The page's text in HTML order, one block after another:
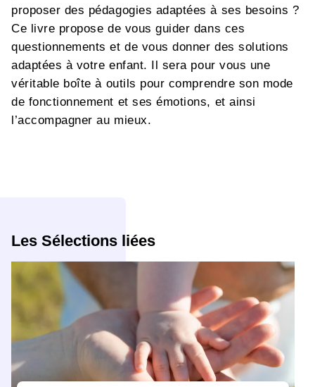
proposer des pédagogies adaptées à ses besoins ?
Ce livre propose de vous guider dans ces
questionnements et de vous donner des solutions
adaptées à votre enfant. Il sera pour vous une
véritable boîte à outils pour comprendre son mode
de fonctionnement et ses émotions, et ainsi
l’accompagner au mieux.
Les Sélections liées